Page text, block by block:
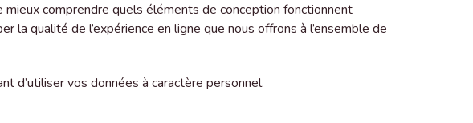
comprendre quels éléments de conception fonctionnent
qualité de l’expérience en ligne que nous offrons à l’ensemble de
d’utiliser vos données à caractère personnel.